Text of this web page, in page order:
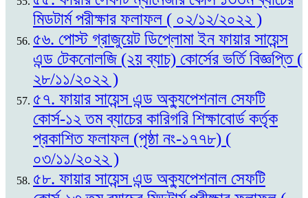
মিডটার্ম পরীক্ষার ফলাফল ( ০২/১২/২০২২ )
৫৬. পোস্ট গ্রাজুয়েট ডিপ্লোমা ইন ফায়ার সায়েন্স
এন্ড টেকনোলজি (২য় ব্যাচ) কোর্সের ভর্তি বিজ্ঞপ্তি (
২৮/১১/২০২২ )
৫৭. ফায়ার সায়েন্স এন্ড অক্যুপেশনাল সেফটি
কোর্স-১২ তম ব্যাচের কারিগরি শিক্ষাবোর্ড কর্তৃক
প্রকাশিত ফলাফল (পৃষ্ঠা নং-১৭৭৮) (
০৩/১১/২০২২ )
৫৮. ফায়ার সায়েন্স এন্ড অক্যুপেশনাল সেফটি